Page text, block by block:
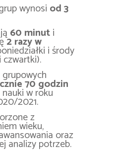
wynosi od 3
60 minuti
2 razy w
i środy
70 godzin
w roku
2021.
z
wieku,
oraz
analizy potrzeb.